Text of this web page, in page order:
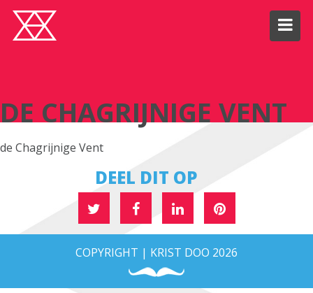
DE CHAGRIJNIGE VENT
de Chagrijnige Vent
DEEL DIT OP
COPYRIGHT | KRIST DOO 2026